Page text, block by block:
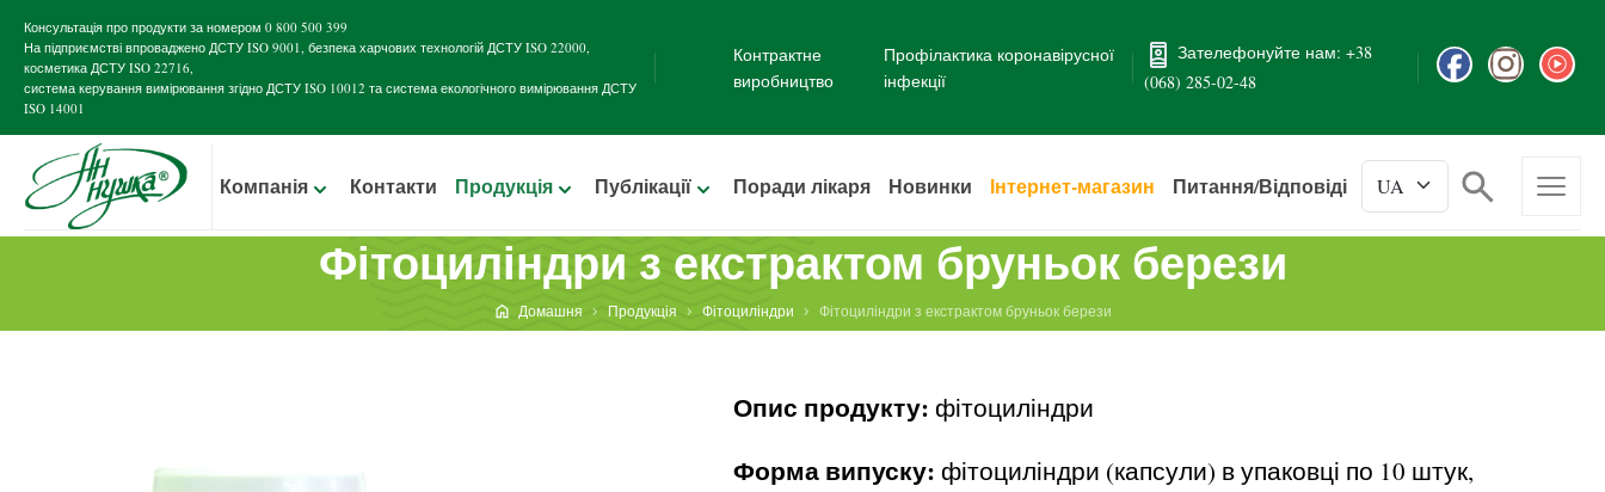
Консультація про продукти за номером 0 800 500 399
На підприємстві впроваджено ДСТУ ISO 9001, безпека харчових технологій ДСТУ ISO 22000,
косметика ДСТУ ISO 22716,
система керування вимірювання згідно ДСТУ ISO 10012 та система екологічного вимірювання ДСТУ
ISO 14001
Контрактне
виробництво
Профілактика коронавірусної
інфекції
Зателефонуйте нам: +38
(068) 285-02-48
Компанія Контакти Продукція Публікації Поради лікаря Новинки Інтернет-магазин Питання/Відповіді
Фітоциліндри з екстрактом бруньок берези
Домашня Продукція Фітоциліндри Фітоциліндри з екстрактом бруньок берези
Опис продукту: фітоциліндри
Форма випуску: фітоциліндри (капсули) в упаковці по 10 штук,